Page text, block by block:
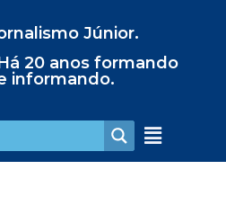
Júnior.
20 anos formando
informando.